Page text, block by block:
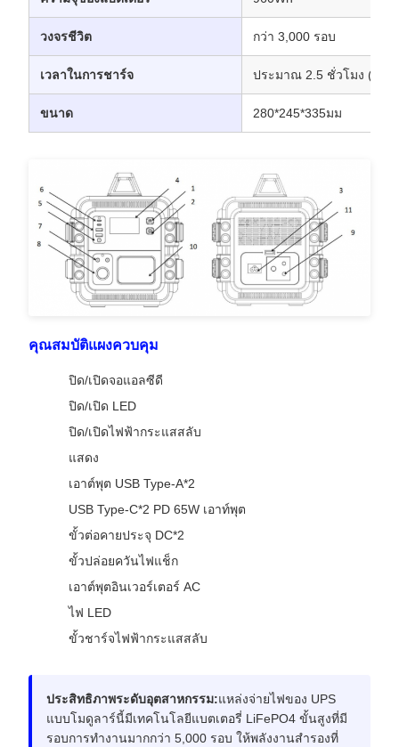
วงจรชีวิต กว่า 3,000 รอบ
เวลาในการชาร์จ ประมาณ 2.5 ชั่วโมง (การ
ขนาด 280*245*335มม
คุณสมบัติแผงควบคุม
ปิด/เปิดจอแอลซีดี
ปิด/เปิด LED
ปิด/เปิดไฟฟ้ากระแสสลับ
แสดง
เอาต์พุต USB Type-A*2
USB Type-C*2 PD 65W เอาท์พุต
ขั้วต่อคายประจุ DC*2
ขั้วปล่อยควันไฟแช็ก
เอาต์พุตอินเวอร์เตอร์ AC
ไฟ LED
ขั้วชาร์จไฟฟ้ากระแสสลับ
ประสิทธิภาพระดับอุตสาหกรรม:แหล่งจ่ายไฟของ UPS
แบบโมดูลาร์นี้มีเทคโนโลยีแบตเตอรี่ LiFePO4 ขั้นสูงที่มี
รอบการทำงานมากกว่า 5,000 รอบ ให้พลังงานสำรองที่